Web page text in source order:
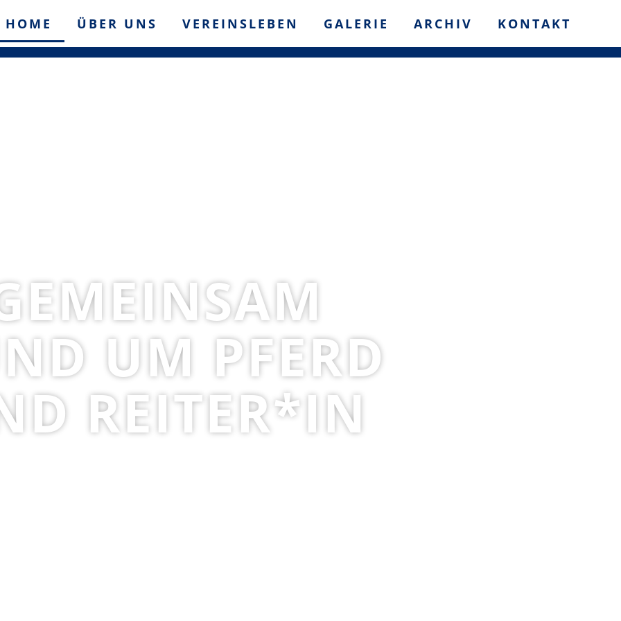
HOME ÜBER UNS VEREINSLEBEN GALERIE ARCHIV KONTAKT
UM PFERD
REITER*IN